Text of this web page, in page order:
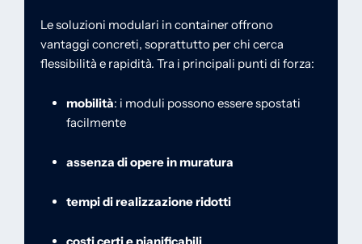
Le soluzioni modulari in container offrono
vantaggi concreti, soprattutto per chi cerca
flessibilità e rapidità. Tra i principali punti di forza:
mobilità: i moduli possono essere spostati
facilmente
assenza di opere in muratura
tempi di realizzazione ridotti